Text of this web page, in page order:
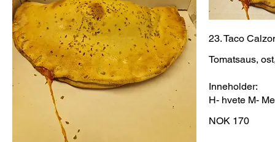
23. Taco
Tomatsaus,
Inneholder:
H- hvete M-
NOK 170